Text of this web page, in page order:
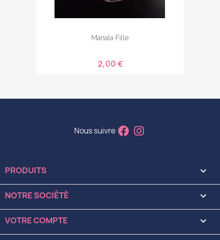
Manala Fille
2,00 €
Nous suivre
PRODUITS 
NOTRE SOCIÉTÉ 
VOTRE COMPTE 